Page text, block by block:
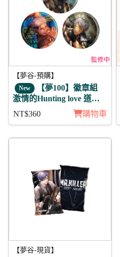
【夢谷-預購】
New 【夢100】徽章組
激情的Hunting love 道格
NT$360 購物車
【夢谷-現貨】